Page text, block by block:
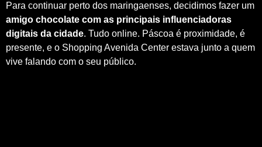
Para continuar perto dos maringaenses, decidimos fazer um
amigo chocolate com as principais influenciadoras
digitais da cidade. Tudo online. Páscoa é proximidade, é
presente, e o Shopping Avenida Center estava junto a quem
vive falando com o seu público.